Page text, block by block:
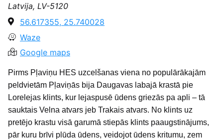
Latvija, LV-5120
56.617355, 25.740028
Waze
Google maps
Pirms Pļaviņu HES uzcelšanas viena no populārākajām
peldvietām Pļaviņās bija Daugavas labajā krastā pie
Lorelejas klints, kur lejaspusē ūdens griezās pa apli – tā
sauktais Velna atvars jeb Trakais atvars. No klints uz
pretējo krastu visā garumā stiepās klints paaugstinājums,
pār kuru brīvi plūda ūdens, veidojot ūdens kritumu, zem